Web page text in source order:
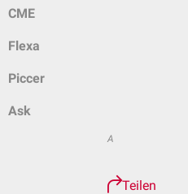
CME
Flexa
Piccer
Ask
A
Teilen